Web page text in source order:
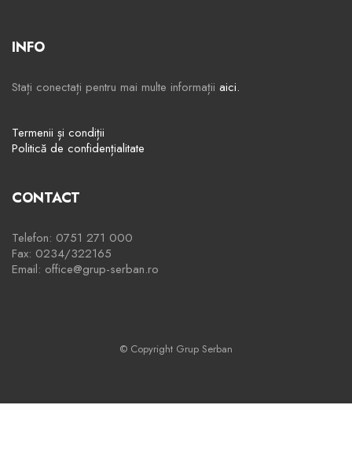
INFO
Stați conectați pentru mai multe informații aici.
Termenii și condiții
Politică de confidențialitate
CONTACT
Telefon: 0751 271 000
Fax: 0234/322165
Email: office@grup-serban.ro
© Copyright Grup Serban